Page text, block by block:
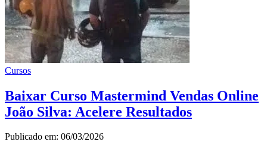
Cursos
Baixar Curso Mastermind Vendas Online
João Silva: Acelere Resultados
Publicado em: 06/03/2026